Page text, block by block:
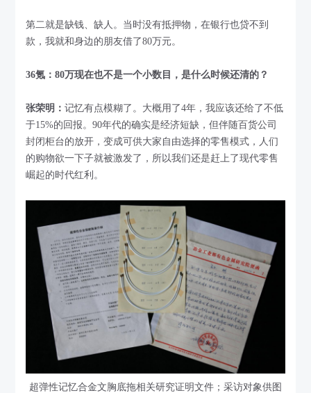
第二就是缺钱、缺人。当时没有抵押物，在银行也贷不到
款，我就和身边的朋友借了80万元。
36氪：80万现在也不是一个小数目，是什么时候还清的？
张荣明：记忆有点模糊了。大概用了4年，我应该还给了不低
于15%的回报。90年代的确实是经济短缺，但伴随百货公司
封闭柜台的放开，变成可供大家自由选择的零售模式，人们
的购物欲一下子就被激发了，所以我们还是赶上了现代零售
崛起的时代红利。
超弹性记忆合金文胸底拖相关研究证明文件；采访对象供图